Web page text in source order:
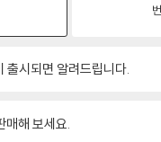
출시되면 알려드립니다.
매해 보세요.